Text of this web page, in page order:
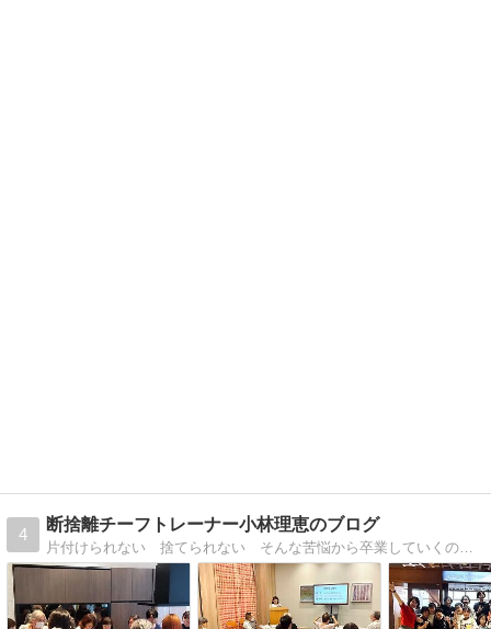
4
断捨離チーフトレーナー小林理恵のブログ
片付けられない 捨てられない そんな苦悩から卒業していくのが断捨離です。自分が嫌い、自分を責める毎日から卒業を応援しています。